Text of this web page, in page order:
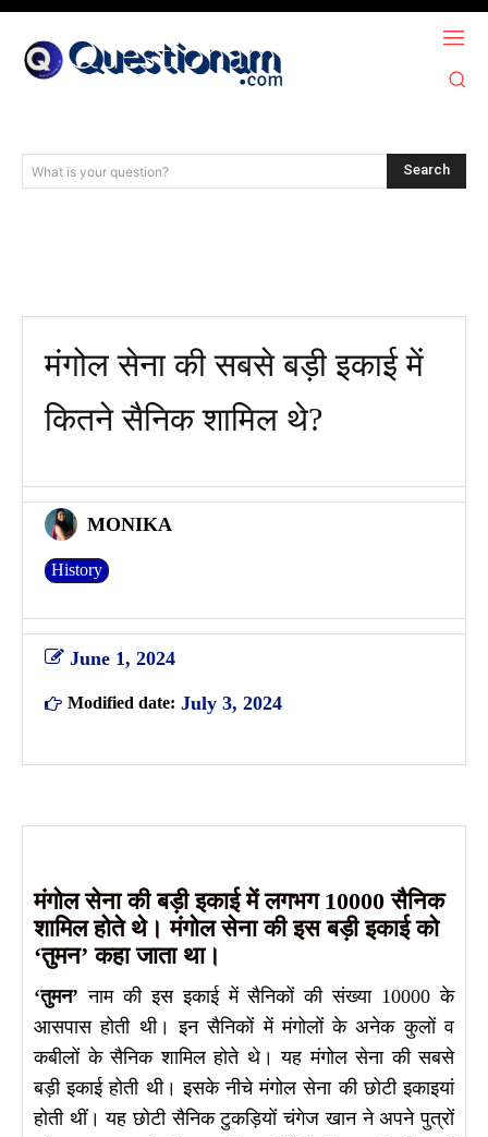
What is your question? Search
मंगोल सेना की सबसे बड़ी इकाई में
कितने सैनिक शामिल थे?
MONIKA
History
June 1, 2024
Modified date: July 3, 2024
मंगोल सेना की बड़ी इकाई में लगभग 10000 सैनिक
शामिल होते थे। मंगोल सेना की इस बड़ी इकाई को
‘तुमन’ कहा जाता था।
‘तुमन’ नाम की इस इकाई में सैनिकों की संख्या 10000 के
आसपास होती थी। इन सैनिकों में मंगोलों के अनेक कुलों व
कबीलों के सैनिक शामिल होते थे। यह मंगोल सेना की सबसे
बड़ी इकाई होती थी। इसके नीचे मंगोल सेना की छोटी इकाइयां
होती थीं। यह छोटी सैनिक टुकड़ियों चंगेज खान ने अपने पुत्रों